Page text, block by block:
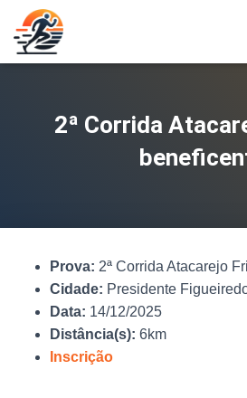
2ª Corrida
Prova: 2ª Corrida Atacarejo
Cidade: Presidente
Data: 14/12/2025
Distância(s): 6km
Inscrição